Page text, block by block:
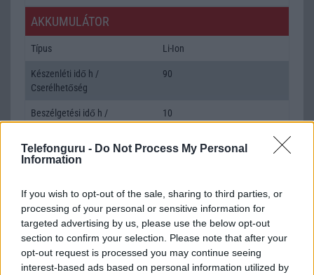
Telefonguru - Do Not Process My Personal
Information
If you wish to opt-out of the sale, sharing to third parties, or
processing of your personal or sensitive information for
targeted advertising by us, please use the below opt-out
section to confirm your selection. Please note that after your
opt-out request is processed you may continue seeing
interest-based ads based on personal information utilized by
AKKUMULÁTOR
Típus Li-Ion
Készenléti idő h /
Cserélhetőség
90
Beszélgetési idő h /
Gyorstöltés
10
ALKALMAZÁSOK ÉS ÉRZÉKELŐK
Flash/Ujjlenyomat olvasó Nincs
SNS integráció alap szolgáltatás
Organizer alap szolgáltatás